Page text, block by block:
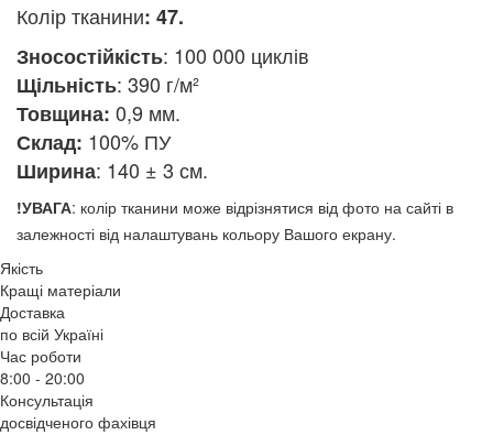
Коліртканини: 47.
Зносостійкість: 100 000 циклів
Щільність: 390 г/м²
Товщина: 0,9 мм.
Склад: 100% ПУ
Ширина: 140 ± 3 см.
!УВАГА: колір тканини може відрізнятися від фото на сайті в
залежності від налаштувань кольору Вашого екрану.
Якість
Кращі матеріали
Доставка
по всій Україні
Час роботи
8:00 - 20:00
Консультація
досвідченого фахівця